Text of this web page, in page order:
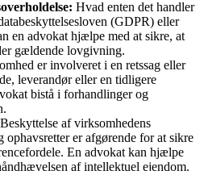
Hvad enten det handler
(GDPR) eller
en advokat hjælpe med at sikre, at
gældende lovgivning.
er involveret i en retssag eller
leverandør eller en tidligere
bistå i forhandlinger og
Beskyttelse af virksomhedens
ophavsretter er afgørende for at sikre
En advokat kan hjælpe
af intellektuel ejendom.